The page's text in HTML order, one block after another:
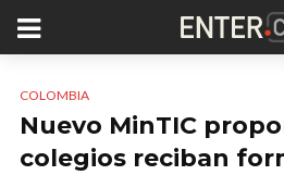
COLOMBIA
Nuevo MinTIC
colegios reciban